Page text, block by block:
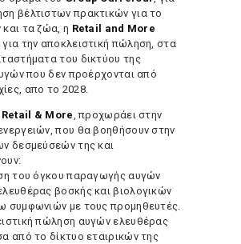
βέλτιστων πρακτικών για το
και τα ζώα, η Retail and More
την αποκλειστική πώληση, στα
του δικτύου της
που δεν προέρχονται από
απο το 2028.
Retail & More , προχωράει στην
που θα βοηθήσουν στην
δεσμεύσεών της και
του όγκου παραγωγής αυγών
βοσκής και βιολογικών
συμφωνιών με τους προμηθευτές.
πώληση αυγών ελευθέρας
από το δίκτυο εταιρικών της